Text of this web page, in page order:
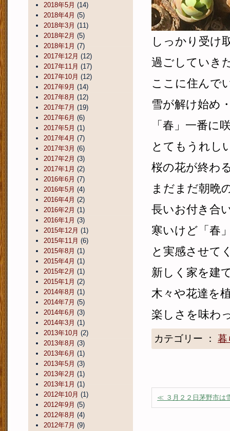
しっかり受け
過ごしていき
ここに住んで
雪が解け始め
「春」一番に
とてもうれし
桜の花が終わ
まだまだ朝晩
長いお付き合
寒いけど「春
と実感させて
新しく家を建
木々や花達を
楽しさを味わ
カテゴリー ： 暮
≪ ３月２２日茅野市は
2018年5月 (14)
2018年4月 (5)
2018年3月 (11)
2018年2月 (5)
2018年1月 (7)
2017年12月 (12)
2017年11月 (17)
2017年10月 (12)
2017年9月 (14)
2017年8月 (12)
2017年7月 (19)
2017年6月 (6)
2017年5月 (1)
2017年4月 (7)
2017年3月 (6)
2017年2月 (3)
2017年1月 (2)
2016年6月 (7)
2016年5月 (4)
2016年4月 (2)
2016年2月 (1)
2016年1月 (3)
2015年12月 (1)
2015年11月 (6)
2015年8月 (1)
2015年4月 (1)
2015年2月 (1)
2015年1月 (2)
2014年8月 (1)
2014年7月 (5)
2014年6月 (3)
2014年3月 (1)
2013年10月 (2)
2013年8月 (3)
2013年6月 (1)
2013年5月 (3)
2013年2月 (1)
2013年1月 (1)
2012年10月 (1)
2012年9月 (5)
2012年8月 (4)
2012年7月 (9)